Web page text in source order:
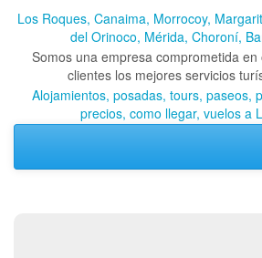
Los Roques, Canaima, Morrocoy,
del Orinoco, Mérida, Choroní,
Somos una empresa comprometida
clientes los mejores servicios
Alojamientos, posadas, tours, paseos,
precios, como llegar, vuelos a